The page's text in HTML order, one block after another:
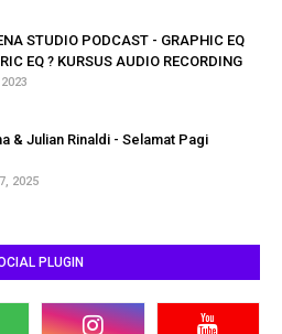
STUDIO PODCAST - GRAPHIC EQ
EQ ? KURSUS AUDIO RECORDING
& Julian Rinaldi - Selamat Pagi
2025
PLUGIN